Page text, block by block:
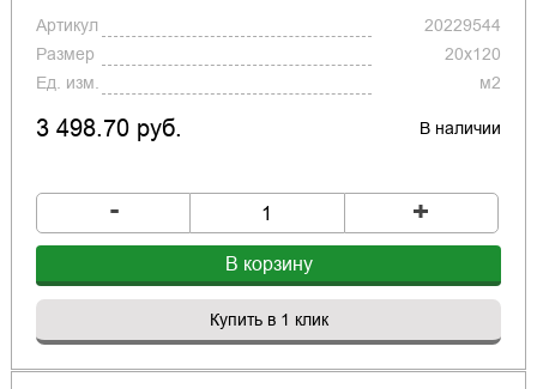
Артикул
20229544
Размер
20x120
Ед. изм.
м2
3 498.70 руб. В наличии
- +
В корзину
Купить в 1 клик